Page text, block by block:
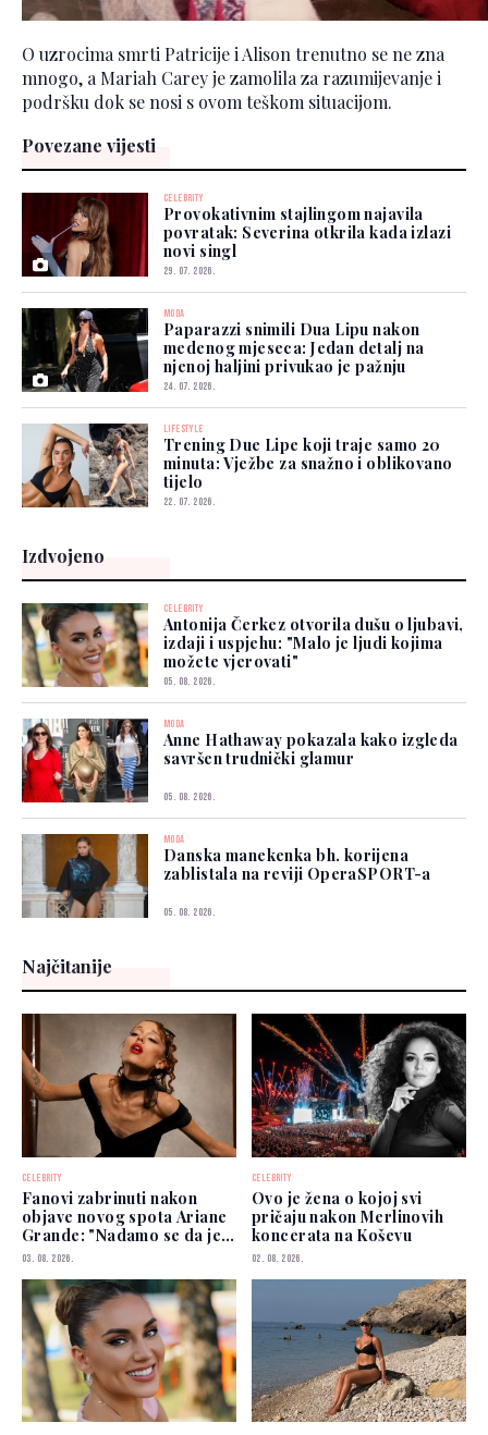
O uzrocima smrti Patricije i Alison trenutno se ne zna
mnogo, a Mariah Carey je zamolila za razumijevanje i
podršku dok se nosi s ovom teškom situacijom.
Povezane vijesti
CELEBRITY
Provokativnim stajlingom najavila
povratak: Severina otkrila kada izlazi
novi singl
29. 07. 2026.
MODA
Paparazzi snimili Dua Lipu nakon
medenog mjeseca: Jedan detalj na
njenoj haljini privukao je pažnju
24. 07. 2026.
LIFESTYLE
Trening Due Lipe koji traje samo 20
minuta: Vježbe za snažno i oblikovano
tijelo
22. 07. 2026.
Izdvojeno
CELEBRITY
Antonija Čerkez otvorila dušu o ljubavi,
izdaji i uspjehu: "Malo je ljudi kojima
možete vjerovati"
05. 08. 2026.
MODA
Anne Hathaway pokazala kako izgleda
savršen trudnički glamur
05. 08. 2026.
MODA
Danska manekenka bh. korijena
zablistala na reviji OperaSPORT-a
05. 08. 2026.
Najčitanije
CELEBRITY
Fanovi zabrinuti nakon
objave novog spota Ariane
Grande: "Nadamo se da je
dobro"
03. 08. 2026.
CELEBRITY
Ovo je žena o kojoj svi
pričaju nakon Merlinovih
koncerata na Koševu
02. 08. 2026.